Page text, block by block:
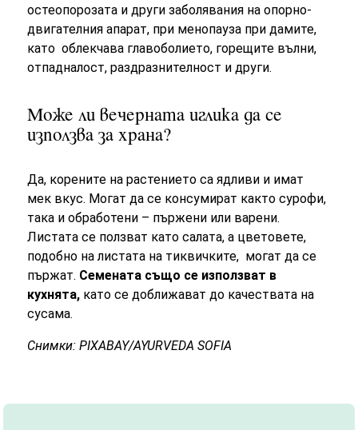
остеопорозата и други заболявания на опорно-
двигателния апарат, при менопауза при дамите,
като облекчава главоболието, горещите вълни,
отпадналост, раздразнителност и други.
Може ли вечерната иглика да се
използва за храна?
Да, корените на растението са ядливи и имат
мек вкус. Могат да се консумират както сурофи,
така и обработени – пържени или варени.
Листата се ползват като салата, а цветовете,
подобно на листата на тиквичките, могат да се
пържат. Семената също се използват в
кухнята, като се доближават до качествата на
сусама.
Снимки: PIXABAY/AYURVEDA SOFIA